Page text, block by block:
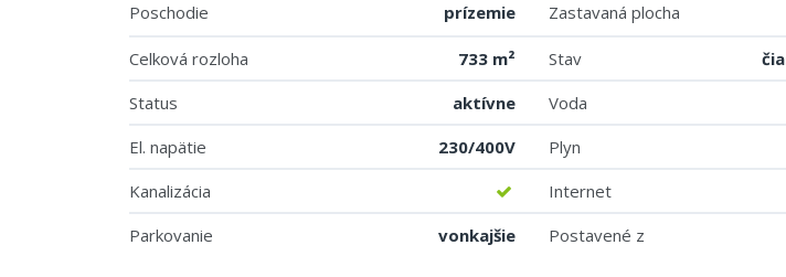
Poschodie prízemie Zastavaná plocha
Celková rozloha 733 m² Stav
Status
aktívne Voda
El. napätie
230/400V
Plyn
Kanalizácia
Internet
Parkovanie
vonkajšie Postavené z